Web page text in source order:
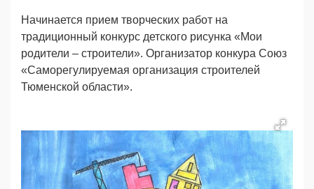
Начинается прием творческих работ на
традиционный конкурс детского рисунка «Мои
родители – строители». Организатор конкура Союз
«Саморегулируемая организация строителей
Тюменской области».